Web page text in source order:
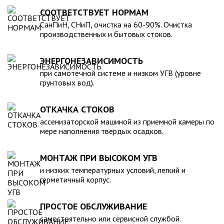
для машины. При подборе септика нужно рассчитать объем
стоков в зависимости от количества пользователей и
возможности залпового слива.
устойчивость к воздействию любых агрессивных веществ.
2. Возможность использования при больших перепадах
температуры, в том числе при очень низких в зимний
период. 3. Долговечность – срок эксплуатации исчисляется
устанавливается на подготовленном месте в течение
нескольких часов. 5. Простота обслуживания.В
ассортименте продукции, реализуемой нашей компанией –
пластиковые и стеклопластиковые изделия, изготовленные
в полном соответствии с Государственными стандартами,
санитарно-гигиеническими и другими нормативами.
СООТВЕТСТВУЕТ НОРМАМ
СанПиН, СНиП, очистка на 60-90%. Очистка
производственных и бытовых стоков.
ЭНЕРГОНЕЗАВИСИМОСТЬ
при самотечной системе и низком УГВ (уровне
грунтовых вод).
ОТКАЧКА СТОКОВ
ассенизаторской машиной из приемной камеры по
мере наполнения твердых осадков.
МОНТАЖ ПРИ ВЫСОКОМ УГВ
и низких температурных условий, легкий и
герметичный корпус.
ПРОСТОЕ ОБСЛУЖИВАНИЕ
самостоятельно или сервисной службой.